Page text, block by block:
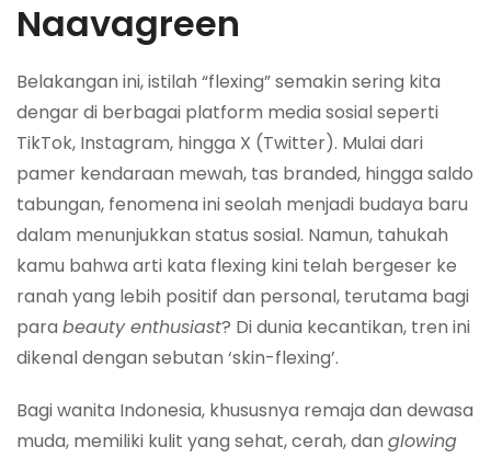
Naavagreen
Belakangan ini, istilah “flexing” semakin sering kita
dengar di berbagai platform media sosial seperti
TikTok, Instagram, hingga X (Twitter). Mulai dari
pamer kendaraan mewah, tas branded, hingga saldo
tabungan, fenomena ini seolah menjadi budaya baru
dalam menunjukkan status sosial. Namun, tahukah
kamu bahwa arti kata flexing kini telah bergeser ke
ranah yang lebih positif dan personal, terutama bagi
para beauty enthusiast? Di dunia kecantikan, tren ini
dikenal dengan sebutan ‘skin-flexing’.
Bagi wanita Indonesia, khususnya remaja dan dewasa
muda, memiliki kulit yang sehat, cerah, dan glowing